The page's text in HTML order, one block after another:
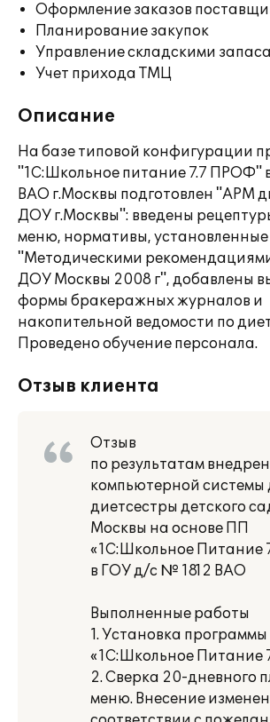
Оформление заказов
Планирование закупок
Управление складскими
Учет прихода ТМЦ
Описание
На базе типовой конфигурации
"1С:Школьное питание 7.7 ПРОФ"
ВАО г.Москвы подготовлен "АРМ
ДОУ г.Москвы": введены
меню, нормативы, установленные
"Методическими
ДОУ Москвы 2008 г", добавлены
формы бракеражных журналов и
накопительной ведомости по
Проведено обучение персонала.
Отзыв клиента
Отзыв
по результатам
компьютерной системы
диетсестры детского
Москвы на основе ПП
«1С:Школьное Питание
в ГОУ д/с № 1812 ВАО
Выполненные работы
1. Установка программы
«1С:Школьное Питание
2. Сверка 20-дневного
меню. Внесение